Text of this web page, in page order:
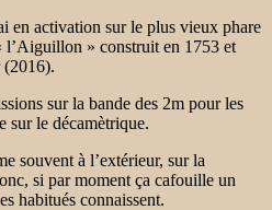
en activation sur le plus vieux phare
l’Aiguillon » construit en 1753 et
(2016).
sur la bande des 2m pour les
sur le décamètrique.
souvent à l’extérieur, sur la
si par moment ça cafouille un
habitués connaissent.